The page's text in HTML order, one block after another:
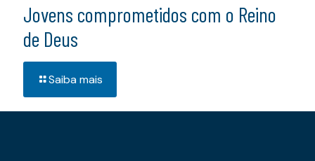
Jovens comprometidos com o Reino
de Deus
Saiba mais